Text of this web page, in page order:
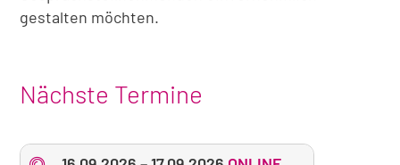
gestalten möchten.
Nächste Termine